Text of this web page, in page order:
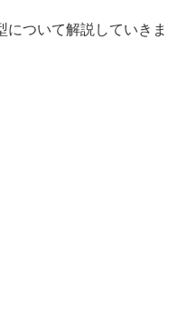
ついて解説していきま